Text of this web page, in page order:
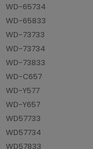
WD-65734
WD-65833
WD-73733
WD-73734
WD-73833
WD-C657
WD-Y577
WD-Y657
WD57733
WD57734
WD57833